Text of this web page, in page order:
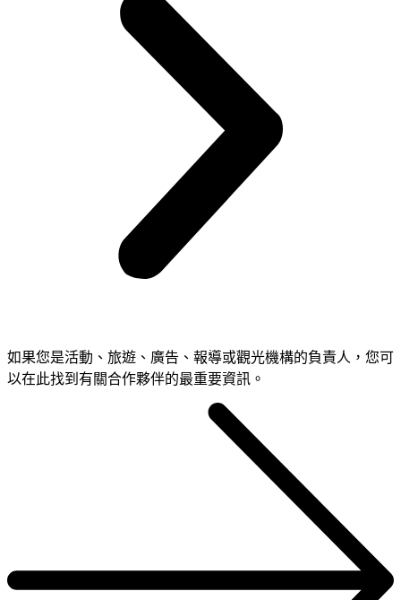
如果您是活動、旅遊、廣告、報導或觀光機構的負責人，您可
以在此找到有關合作夥伴的最重要資訊。